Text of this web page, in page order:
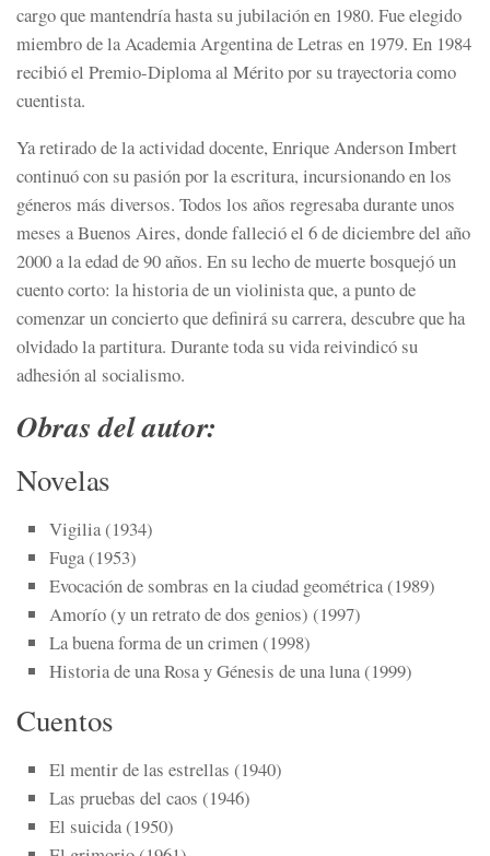
cargo que mantendría hasta su jubilación en 1980.​ Fue elegido
miembro de la Academia Argentina de Letras en 1979. En 1984
recibió el Premio-Diploma al Mérito por su trayectoria como
cuentista.
Ya retirado de la actividad docente, Enrique Anderson Imbert
continuó con su pasión por la escritura, incursionando en los
géneros más diversos. Todos los años regresaba durante unos
meses a Buenos Aires, donde falleció el 6 de diciembre del año
2000 a la edad de 90 años. En su lecho de muerte bosquejó un
cuento corto: la historia de un violinista que, a punto de
comenzar un concierto que definirá su carrera, descubre que ha
olvidado la partitura. Durante toda su vida reivindicó su
adhesión al socialismo.
Obras del autor:
Novelas
Vigilia (1934)
Fuga (1953)
Evocación de sombras en la ciudad geométrica (1989)
Amorío (y un retrato de dos genios) (1997)
La buena forma de un crimen (1998)
Historia de una Rosa y Génesis de una luna (1999)
Cuentos
El mentir de las estrellas (1940)
Las pruebas del caos (1946)
El suicida (1950)